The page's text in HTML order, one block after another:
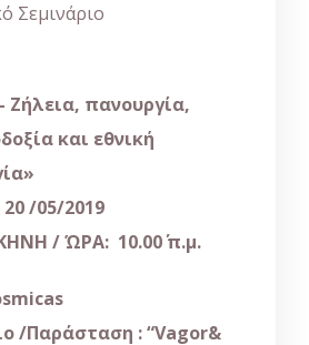
Σεμινάριο
Ζήλεια, πανουργία,
και εθνική
»
/05/2019
/ ΏΡΑ: 10.00΄ π.μ.
/Παράσταση : “Vagor&